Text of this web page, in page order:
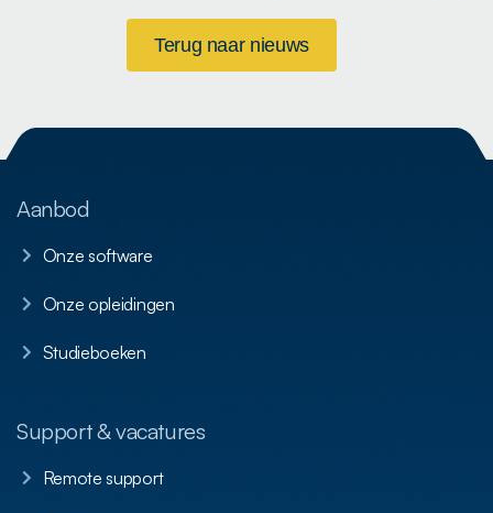
Terug naar nieuws
Aanbod
Onze software
Onze opleidingen
Studieboeken
Support & vacatures
Remote support